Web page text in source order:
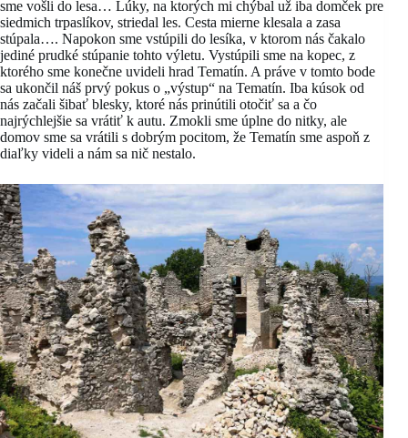
sme vošli do lesa… Lúky, na ktorých mi chýbal už iba domček pre
siedmich trpaslíkov, striedal les. Cesta mierne klesala a zasa
stúpala…. Napokon sme vstúpili do lesíka, v ktorom nás čakalo
jediné prudké stúpanie tohto výletu. Vystúpili sme na kopec, z
ktorého sme konečne uvideli hrad Tematín. A práve v tomto bode
sa ukončil náš prvý pokus o „výstup“ na Tematín. Iba kúsok od
nás začali šibať blesky, ktoré nás prinútili otočiť sa a čo
najrýchlejšie sa vrátiť k autu. Zmokli sme úplne do nitky, ale
domov sme sa vrátili s dobrým pocitom, že Tematín sme aspoň z
diaľky videli a nám sa nič nestalo.